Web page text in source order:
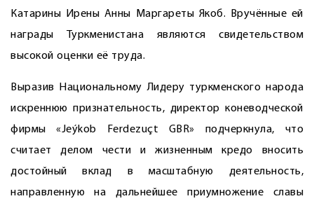
Катарины Ирены Анны Маргареты Якоб. Вручённые ей
награды Туркменистана являются свидетельством
высокой оценки её труда.
Выразив Национальному Лидеру туркменского народа
искреннюю признательность, директор коневодческой
фирмы «Jeýkob Ferdezuçt GBR» подчеркнула, что
считает делом чести и жизненным кредо вносить
достойный вклад в масштабную деятельность,
направленную на дальнейшее приумножение славы